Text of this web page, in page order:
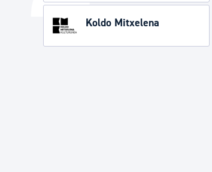
Koldo Mitxelena